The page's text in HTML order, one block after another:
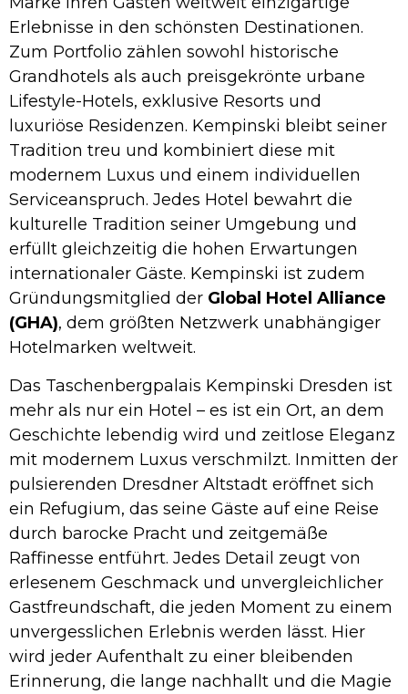
Erlebnisse in den schönsten Destinationen.
Zum Portfolio zählen sowohl historische
Grandhotels als auch preisgekrönte urbane
Lifestyle-Hotels, exklusive Resorts und
luxuriöse Residenzen. Kempinski bleibt seiner
Tradition treu und kombiniert diese mit
modernem Luxus und einem individuellen
Serviceanspruch. Jedes Hotel bewahrt die
kulturelle Tradition seiner Umgebung und
erfüllt gleichzeitig die hohen Erwartungen
internationaler Gäste. Kempinski ist zudem
Gründungsmitglied der Global Hotel Alliance
(GHA), dem größten Netzwerk unabhängiger
Hotelmarken weltweit.
Das Taschenbergpalais Kempinski Dresden ist
mehr als nur ein Hotel – es ist ein Ort, an dem
Geschichte lebendig wird und zeitlose Eleganz
mit modernem Luxus verschmilzt. Inmitten der
pulsierenden Dresdner Altstadt eröffnet sich
ein Refugium, das seine Gäste auf eine Reise
durch barocke Pracht und zeitgemäße
Raffinesse entführt. Jedes Detail zeugt von
erlesenem Geschmack und unvergleichlicher
Gastfreundschaft, die jeden Moment zu einem
unvergesslichen Erlebnis werden lässt. Hier
wird jeder Aufenthalt zu einer bleibenden
Erinnerung, die lange nachhallt und die Magie